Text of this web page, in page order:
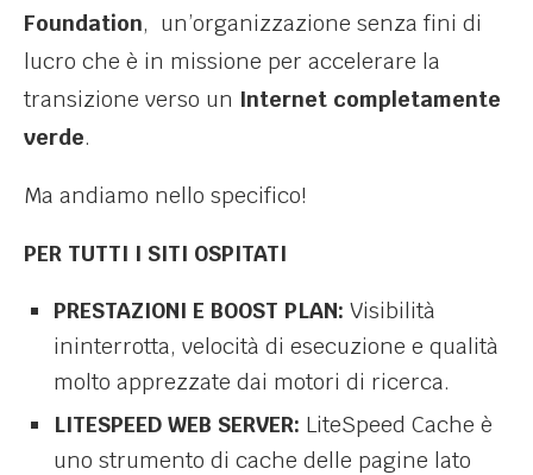
Foundation, un’organizzazione senza fini di
lucro che è in missione per accelerare la
transizione verso un Internet completamente
verde.
Ma andiamo nello specifico!
PER TUTTI I SITI OSPITATI
PRESTAZIONI E BOOST PLAN: Visibilità
ininterrotta, velocità di esecuzione e qualità
molto apprezzate dai motori di ricerca.
LITESPEED WEB SERVER: LiteSpeed Cache è
uno strumento di cache delle pagine lato